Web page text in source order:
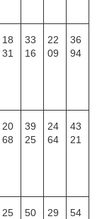
18
31
33
16
22
09
36
94
20
68
39
25
24
64
43
21
25
50
29
54